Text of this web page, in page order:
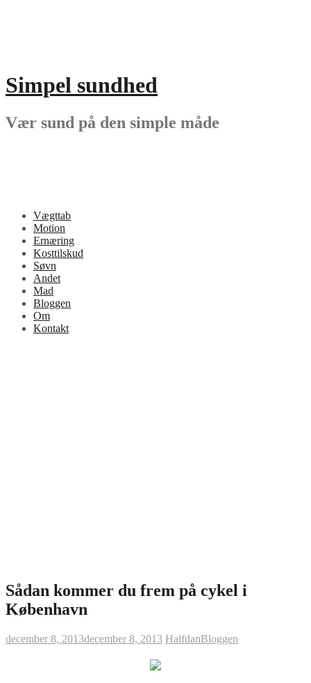
Simpel sundhed
Vær sund på den simple måde
Vægttab
Motion
Ernæring
Kosttilskud
Søvn
Andet
Mad
Bloggen
Om
Kontakt
Sådan kommer du frem på cykel i
København
december 8, 2013december 8, 2013 HalfdanBloggen